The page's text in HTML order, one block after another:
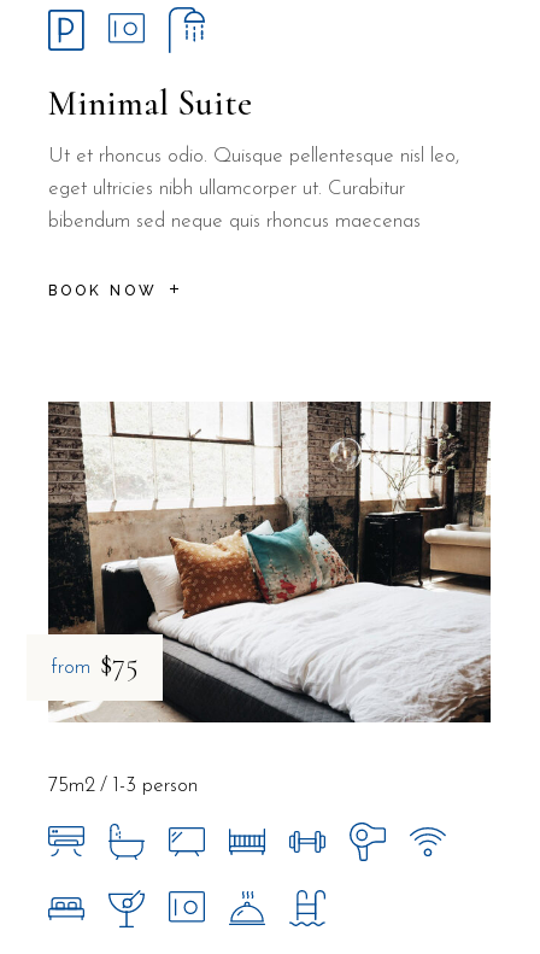
Minimal Suite
Ut et rhoncus odio. Quisque pellentesque nisl leo,
eget ultricies nibh ullamcorper ut. Curabitur
bibendum sed neque quis rhoncus maecenas
BOOK NOW
from $75
75m2 1-3 person